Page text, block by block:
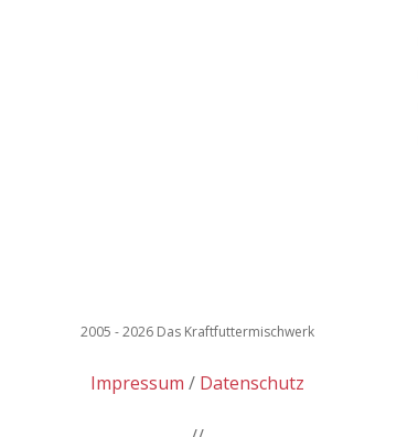
2005 - 2026 Das Kraftfuttermischwerk
Impressum Datenschutz